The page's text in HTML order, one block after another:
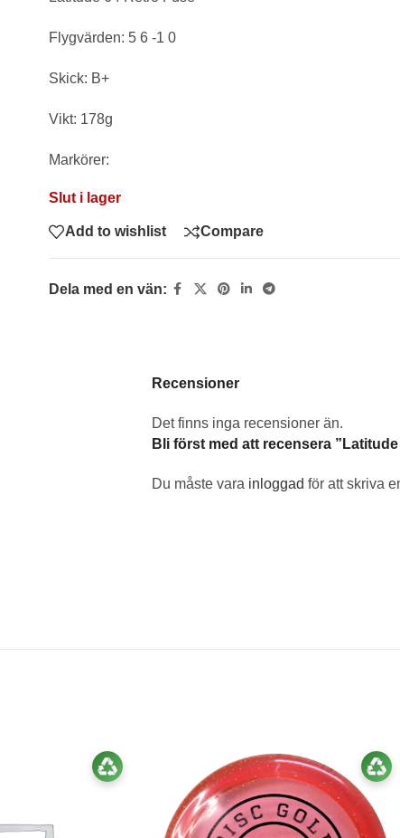
Flygvärden: 5 6 -1 0
Skick: B+
Vikt: 178g
Markörer:
Slut i lager
Add to wishlist Compare
Dela med en vän:
Recensioner
Det finns inga recensioner än.
Bli först med att recensera
Du måste vara inloggad för att skriva